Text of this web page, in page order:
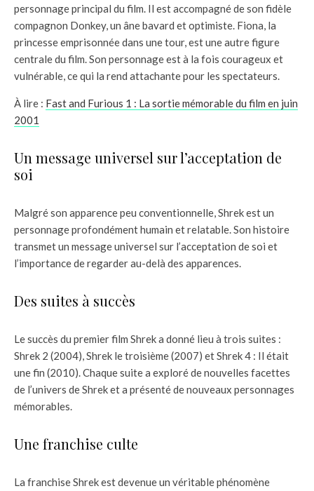
personnage principal du film. Il est accompagné de son fidèle
compagnon Donkey, un âne bavard et optimiste. Fiona, la
princesse emprisonnée dans une tour, est une autre figure
centrale du film. Son personnage est à la fois courageux et
vulnérable, ce qui la rend attachante pour les spectateurs.
À lire : Fast and Furious 1 : La sortie mémorable du film en juin
2001
Un message universel sur l’acceptation de
soi
Malgré son apparence peu conventionnelle, Shrek est un
personnage profondément humain et relatable. Son histoire
transmet un message universel sur l’acceptation de soi et
l’importance de regarder au-delà des apparences.
Des suites à succès
Le succès du premier film Shrek a donné lieu à trois suites :
Shrek 2 (2004), Shrek le troisième (2007) et Shrek 4 : Il était
une fin (2010). Chaque suite a exploré de nouvelles facettes
de l’univers de Shrek et a présenté de nouveaux personnages
mémorables.
Une franchise culte
La franchise Shrek est devenue un véritable phénomène